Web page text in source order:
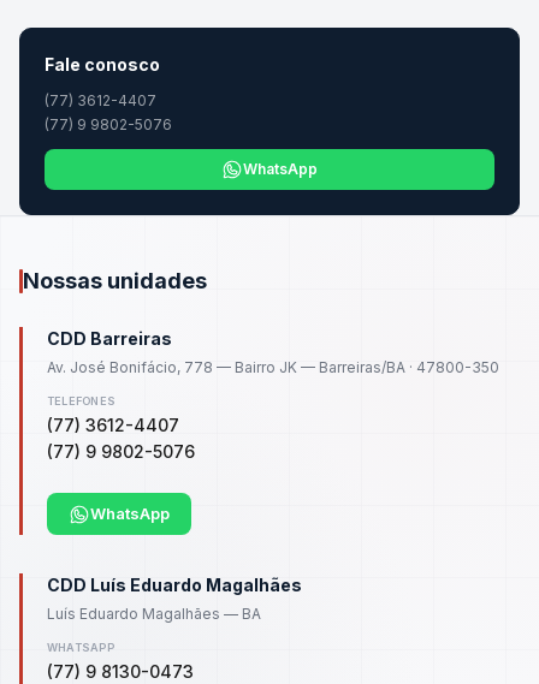
Fale conosco
(77) 3612-4407
(77) 9 9802-5076
WhatsApp
Nossas unidades
CDD Barreiras
Av. José Bonifácio, 778 — Bairro JK — Barreiras/BA · 47800-350
TELEFONES
(77) 3612-4407
(77) 9 9802-5076
WhatsApp
CDD Luís Eduardo Magalhães
Luís Eduardo Magalhães — BA
WHATSAPP
(77) 9 8130-0473